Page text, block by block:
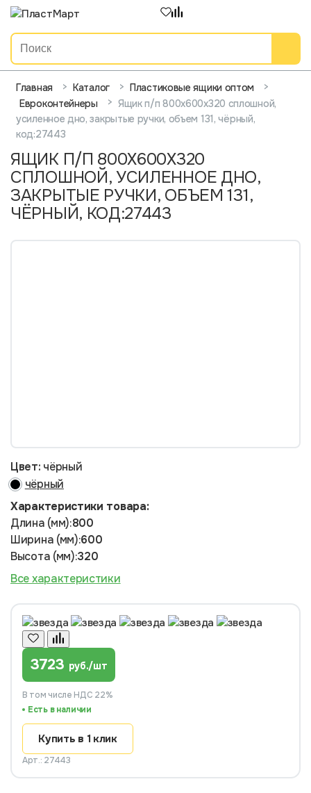
Главная > Каталог > Пластиковые ящики оптом
>
Евроконтейнеры
> Ящик п/п 800х600х320 сплошной,
усиленное дно, закрытые ручки, объем 131, чёрный,
код:27443
ЯЩИК П/П 800Х600Х320
СПЛОШНОЙ, УСИЛЕННОЕ ДНО,
ЗАКРЫТЫЕ РУЧКИ, ОБЪЕМ 131,
ЧЁРНЫЙ, КОД:27443
Цвет: чёрный
чёрный
Характеристики товара:
Длина (мм):800
Ширина (мм):600
Высота (мм):320
Все характеристики
3723 руб./шт
В том числе НДС 22%
Есть в наличии
Купить в 1 клик
Арт.: 27443